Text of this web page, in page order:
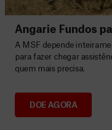
Angarie Fundos
Angarie Fundos
A MSF depende
para fazer chegar
quem mais precisa.
DOE AGORA